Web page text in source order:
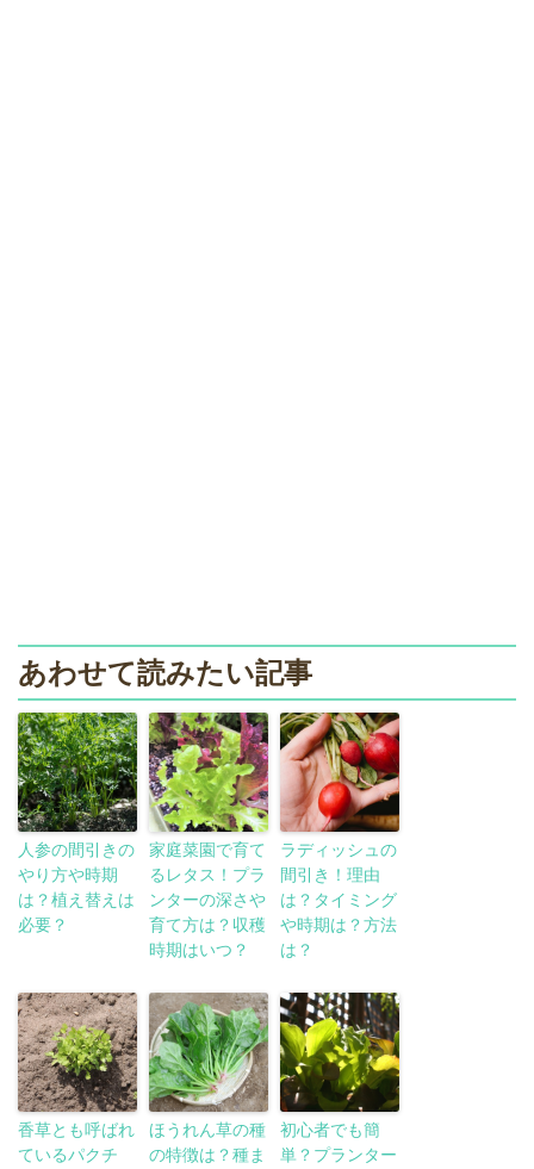
あわせて読みたい記事
人参の間引きの
やり方や時期
は？植え替えは
必要？
家庭菜園で育て
るレタス！プラ
ンターの深さや
育て方は？収穫
時期はいつ？
ラディッシュの
間引き！理由
は？タイミング
や時期は？方法
は？
香草とも呼ばれ
ているパクチ
ほうれん草の種
の特徴は？種ま
初心者でも簡
単？プランター